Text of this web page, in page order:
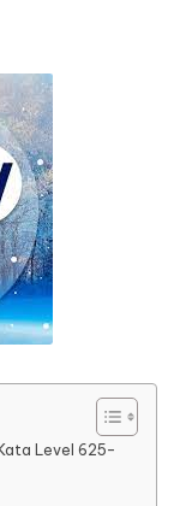
Level 625-